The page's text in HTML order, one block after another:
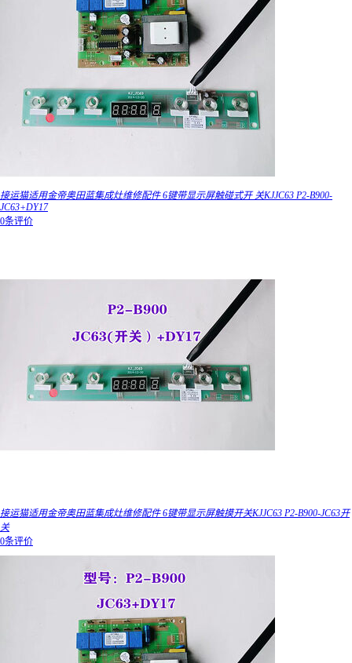
接运猫适用金帝奥田蓝集成灶维修配件 6键带显示屏触碰式开 关KJJC63 P2-B900-
JC63+DY17
0条评价
接运猫适用金帝奥田蓝集成灶维修配件 6键带显示屏触摸开关KJJC63 P2-B900-JC63开
关
0条评价